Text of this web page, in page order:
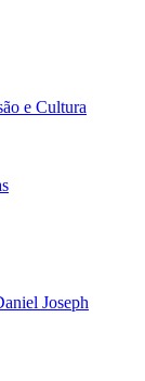
e Cultura
Joseph